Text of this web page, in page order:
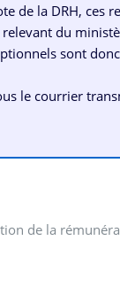
de la DRH, ces
du
sont
le courrier
de la